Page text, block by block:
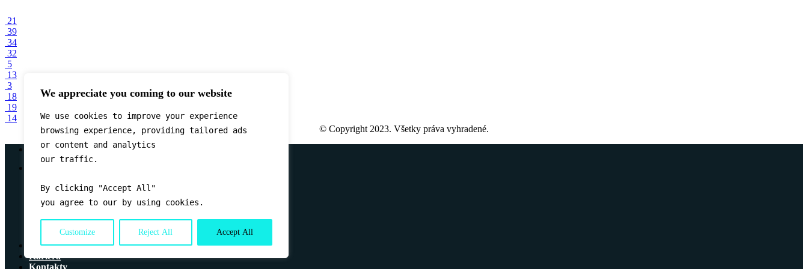
We appreciate you coming to our website
We use cookies to improve your experience
browsing experience, providing tailored ads
or content and analytics
our traffic.
By clicking "Accept All"
you agree to our by using cookies.
Customize Reject All Accept All
21
39
34
32
5
13
3
18
19
14
© Copyright 2023. Všetky práva vyhradené.
Rezervácia
Kompletná diagnostika
Vstupy a Cenník
Iglo Sport Bar
Terasa Iglo Beach
Tréneri
Kariéra
Kontakty